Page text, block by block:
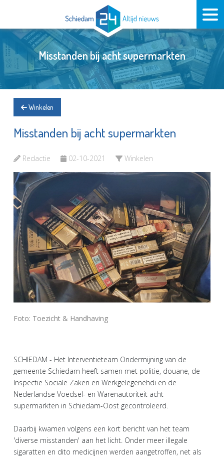
Misstanden bij acht supermarkten
Winkelen
Misstanden bij acht supermarkten
Redactie 02-10-2021 Winkelen
Foto: Toezicht & Handhaving
SCHIEDAM - Het Interventieteam Ondermijning van de
gemeente Schiedam heeft samen met politie, douane, de
Inspectie Sociale Zaken en Werkgelegenehdi en de
Nederlandse Voedsel- en Warenautoriteit acht
supermarkten in Schiedam-Oost gecontroleerd.
Daarbij kwamen volgens een kort bericht van het team
'diverse misstanden' aan het licht. Onder meer illegale
sigaratten en dito medicijnen werden aangetroffen, net als